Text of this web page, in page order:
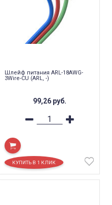
Шлейф питания ARL-18AWG-
3Wire-CU (ARL, -)
99,26 руб.